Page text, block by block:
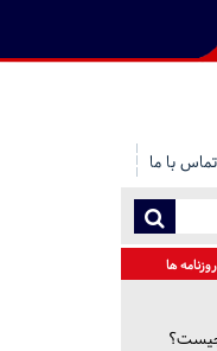
تماس با ما
روزنامه ها
چیست؟